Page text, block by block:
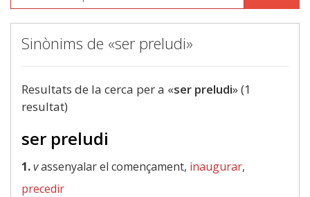
Sinònims de «ser preludi»
Resultats de la cerca per a «ser preludi» (1
resultat)
ser preludi
1.vassenyalar el començament, inaugurar,
precedir